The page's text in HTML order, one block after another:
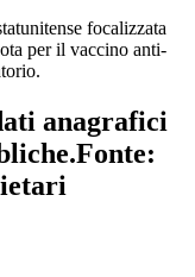
focalizzata
per il vaccino anti-
anagrafici
Fonte: